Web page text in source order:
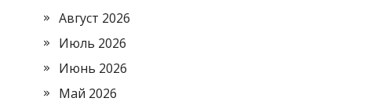
Август 2026
Июль 2026
Июнь 2026
Май 2026